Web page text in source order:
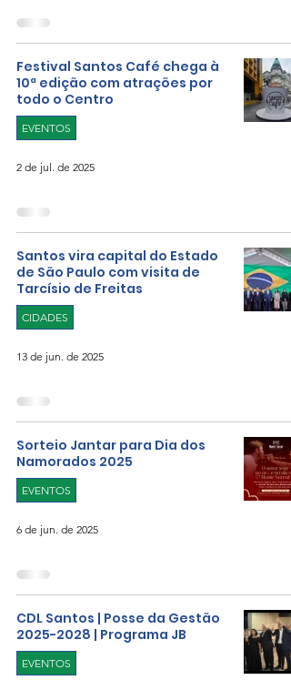
Festival Santos Café chega à
10ª edição com atrações por
todo o Centro
EVENTOS
2 de jul. de 2025
Santos vira capital do Estado
de São Paulo com visita de
Tarcísio de Freitas
CIDADES
13 de jun. de 2025
Sorteio Jantar para Dia dos
Namorados 2025
EVENTOS
6 de jun. de 2025
CDL Santos | Posse da Gestão
2025-2028 | Programa JB
EVENTOS